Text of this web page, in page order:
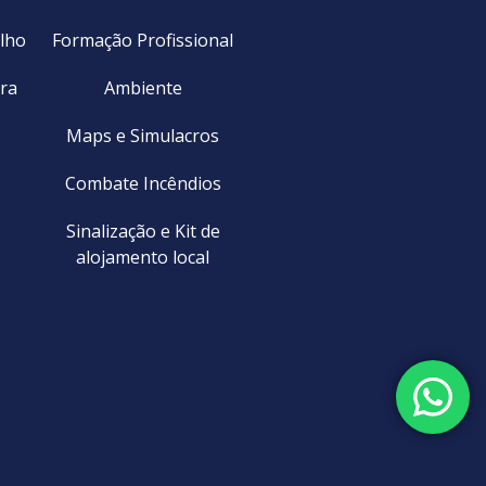
Formação Profissional
Ambiente
Maps e Simulacros
Combate Incêndios
Sinalização e Kit de
alojamento local